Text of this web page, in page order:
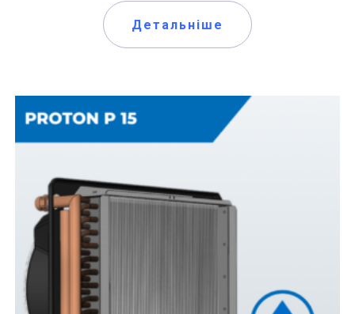
Детальніше